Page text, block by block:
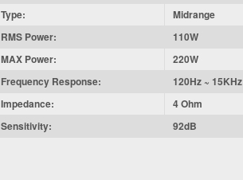
Type:
Midrange
RMS Power:
110W
MAX Power:
220W
Frequency Response:
120Hz ~ 15KHz
Impedance:
4 Ohm
Sensitivity:
92dB